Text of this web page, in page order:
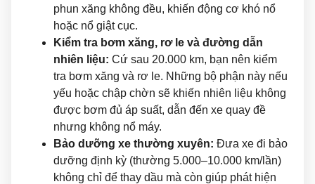
phun xăng không đều, khiến động cơ khó nổ
hoặc nổ giật cục.
Kiểm tra bơm xăng, rơ le và đường dẫn
nhiên liệu: Cứ sau 20.000 km, bạn nên kiểm
tra bơm xăng và rơ le. Những bộ phận này nếu
yếu hoặc chập chờn sẽ khiến nhiên liệu không
được bơm đủ áp suất, dẫn đến xe quay đề
nhưng không nổ máy.
Bảo dưỡng xe thường xuyên: Đưa xe đi bảo
dưỡng định kỳ (thường 5.000–10.000 km/lần)
không chỉ để thay dầu mà còn giúp phát hiện